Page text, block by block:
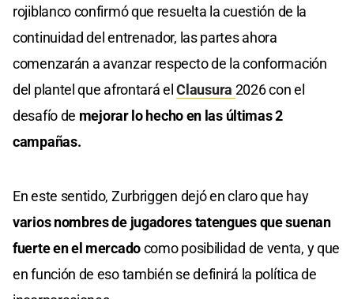
rojiblanco confirmó que resuelta la cuestión de la
continuidad del entrenador, las partes ahora
comenzarán a avanzar respecto de la conformación
del plantel que afrontará elClausura 2026 con el
desafío de mejorar lo hecho en las últimas 2
campañas.
En este sentido, Zurbriggen dejó en claro que hay
varios nombres de jugadores tatengues que suenan
fuerte en el mercadocomo posibilidad de venta, y que
en función de eso también se definirá la política de